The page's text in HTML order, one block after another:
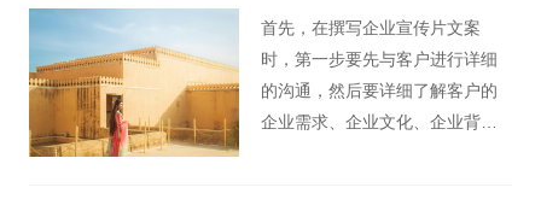
首先，在撰写企业宣传片文案
时，第一步要先与客户进行详细
的沟通，然后要详细了解客户的
企业需求、企业文化、企业背